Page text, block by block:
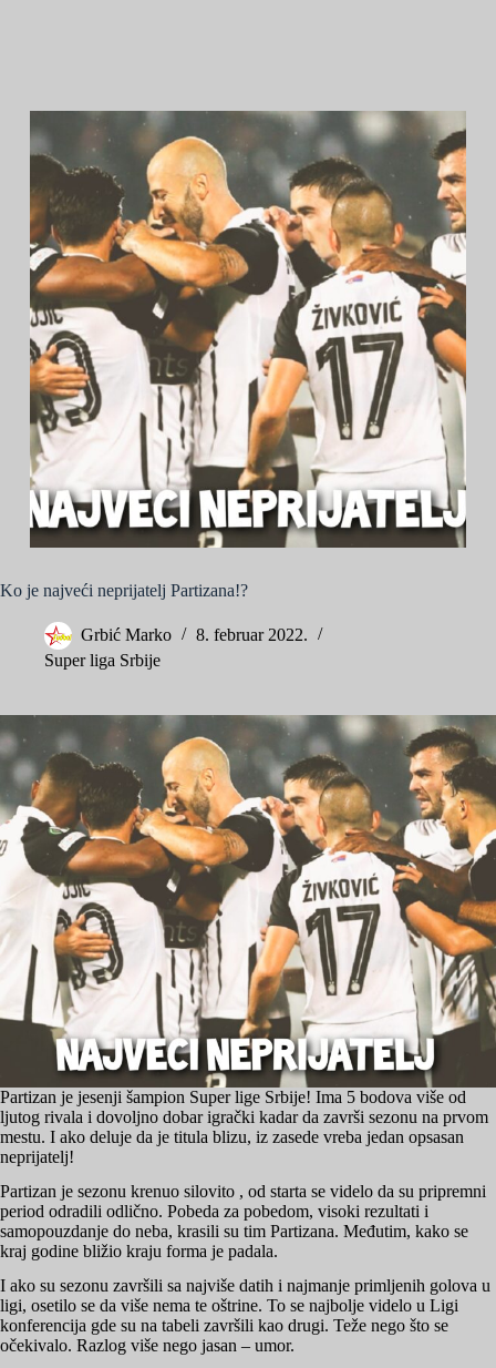
Ko je najveći neprijatelj Partizana!?
Grbić Marko
8. februar 2022.
Super liga Srbije
Partizan je jesenji šampion Super lige Srbije! Ima 5 bodova više od
ljutog rivala i dovoljno dobar igrački kadar da završi sezonu na prvom
mestu. I ako deluje da je titula blizu, iz zasede vreba jedan opsasan
neprijatelj!
Partizan je sezonu krenuo silovito , od starta se videlo da su pripremni
period odradili odlično. Pobeda za pobedom, visoki rezultati i
samopouzdanje do neba, krasili su tim Partizana. Međutim, kako se
kraj godine bližio kraju forma je padala.
I ako su sezonu završili sa najviše datih i najmanje primljenih golova u
ligi, osetilo se da više nema te oštrine. To se najbolje videlo u Ligi
konferencija gde su na tabeli završili kao drugi. Teže nego što se
očekivalo. Razlog više nego jasan – umor.